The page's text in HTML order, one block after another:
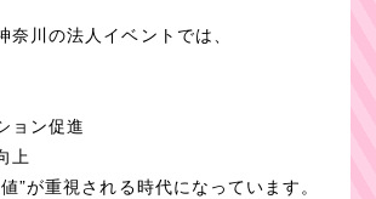
奈川の法人イベントでは、
ョン促進
上
”が重視される時代になっています。